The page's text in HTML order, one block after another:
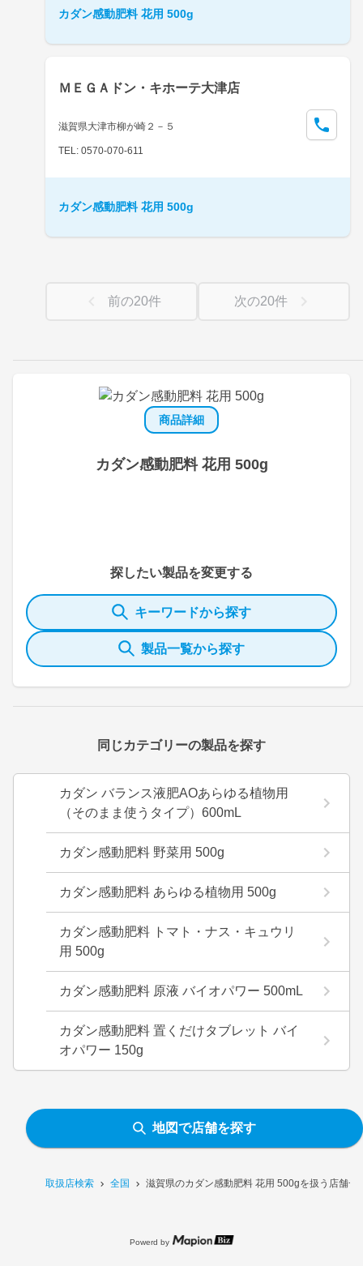
取扱店検索 全国 滋賀県のカダン感動肥料 花用 500gを扱う店舗一
商品詳細
カダン感動肥料 花用 500g
探したい製品を変更する
キーワードから探す
製品一覧から探す
同じカテゴリーの製品を探す
カダン バランス液肥AOあらゆる植物用
（そのまま使うタイプ）600mL
カダン感動肥料 野菜用 500g
カダン感動肥料 あらゆる植物用 500g
カダン感動肥料 トマト・ナス・キュウリ
用 500g
カダン感動肥料 原液 バイオパワー 500mL
カダン感動肥料 置くだけタブレット バイ
オパワー 150g
カダン感動肥料 花用 500g
ＭＥＧＡドン・キホーテ大津店
滋賀県大津市柳が崎２－５
TEL: 0570-070-611
カダン感動肥料 花用 500g
前の20件 次の20件
地図で店舗を探す
Powerd by